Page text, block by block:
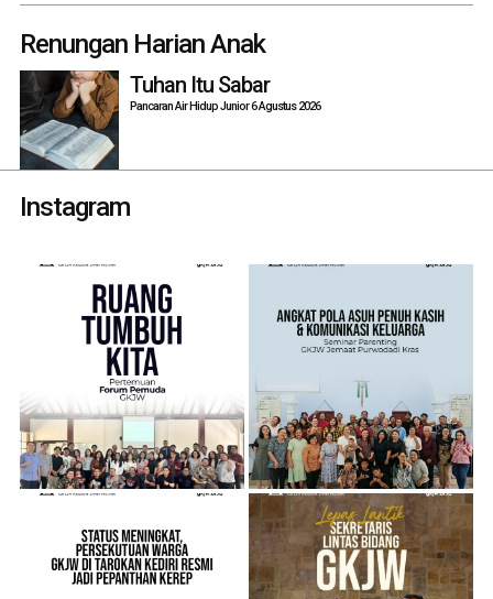
Renungan Harian Anak
Tuhan Itu Sabar
Pancaran Air Hidup Junior 6 Agustus 2026
Instagram